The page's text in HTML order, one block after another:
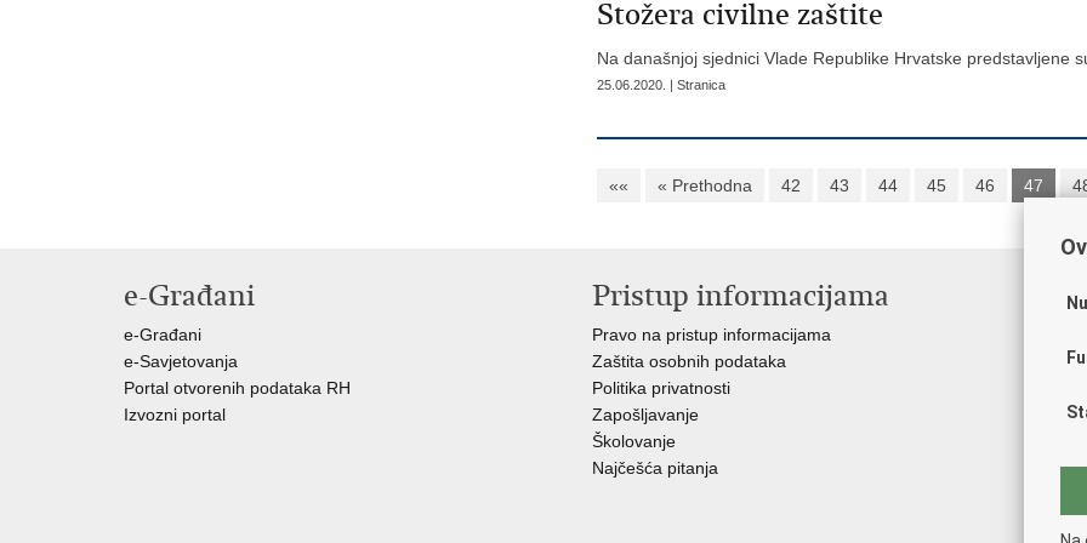
Stožera civilne zaštite
Na današnjoj sjednici Vlade Republike Hrvatske predstavljene
25.06.2020. | Stranica
«« « Prethodna 42 43 44 45 46 47
e-Građani
e-Građani
e-Savjetovanja
Portal otvorenih podataka RH
Izvozni portal
Pristup informacijama
Pravo na pristup informacijama
Zaštita osobnih podataka
Politika privatnosti
Zapošljavanje
Školovanje
Najčešća pitanja